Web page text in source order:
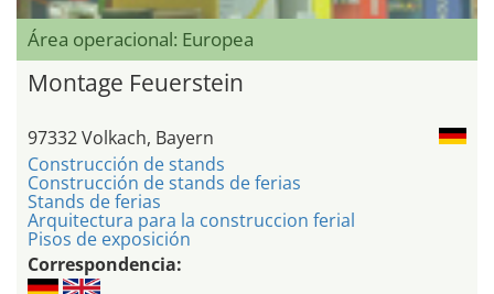
Área operacional: Europea
Montage Feuerstein
97332 Volkach, Bayern
Construcción de stands
Construcción de stands de ferias
Stands de ferias
Arquitectura para la construccion ferial
Pisos de exposición
Correspondencia: